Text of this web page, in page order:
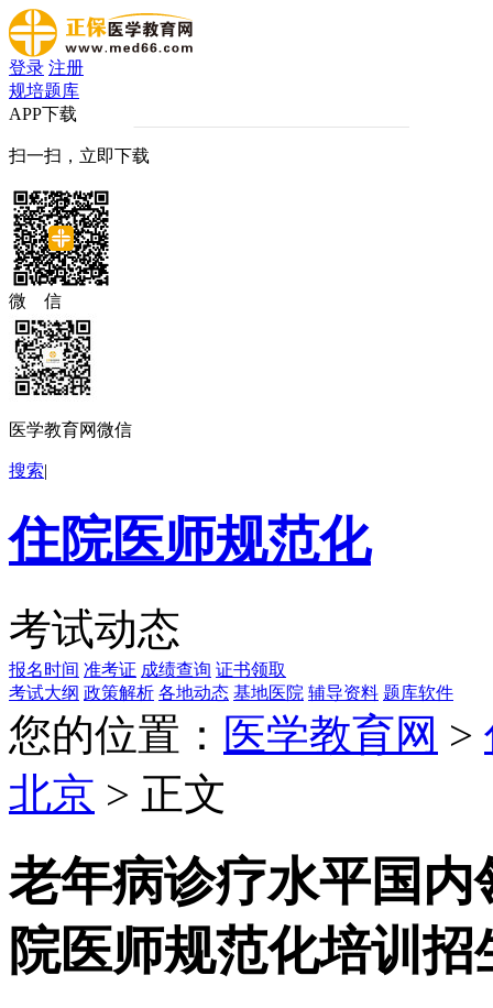
登录 注册
规培题库
APP下载
扫一扫，立即下载
微 信
医学教育网微信
搜索|
住院医师规范化
考试动态
报名时间 准考证 成绩查询 证书领取
考试大纲 政策解析 各地动态 基地医院 辅导资料 题库软件
您的位置： 医学教育网 >
北京 > 正文
老年病诊疗水平国内
院医师规范化培训